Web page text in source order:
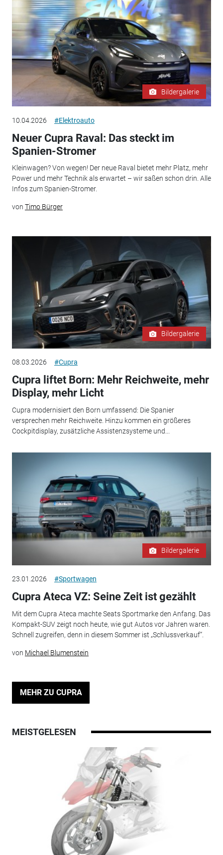
Bildergalerie
10.04.2026 #Elektroauto
Neuer Cupra Raval: Das steckt im
Spanien-Stromer
Kleinwagen? Von wegen! Der neue Raval bietet mehr Platz, mehr
Power und mehr Technik als erwartet – wir saßen schon drin. Alle
Infos zum Spanien-Stromer.
von Timo Bürger
Bildergalerie
08.03.2026 #Cupra
Cupra liftet Born: Mehr Reichweite, mehr
Display, mehr Licht
Cupra modernisiert den Born umfassend: Die Spanier
versprechen mehr Reichweite. Hinzu kommen ein größeres
Cockpitdisplay, zusätzliche Assistenzsysteme und...
Bildergalerie
23.01.2026 #Sportwagen
Cupra Ateca VZ: Seine Zeit ist gezählt
Mit dem Cupra Ateca machte Seats Sportmarke den Anfang. Das
Kompakt-SUV zeigt noch heute, wie gut Autos vor Jahren waren.
Schnell zugreifen, denn in diesem Sommer ist „Schlussverkauf“.
von Michael Blumenstein
MEHR ZU CUPRA
MEISTGELESEN